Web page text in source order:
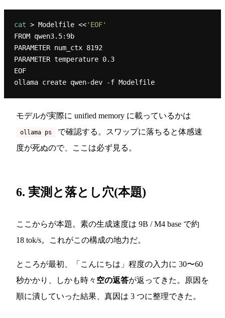
cat > Modelfile <<'EOF'
FROM qwen3.5:9b
PARAMETER num_ctx 8192
PARAMETER temperature 0.3
EOF
ollama create qwen-dev -f Modelfile
モデルが実際に unified memory に載っているかは
ollama ps
で確認する。スワップに落ちると体感速
度が死ぬので、ここは必ず見る。
6. 実測と落とし穴(本題)
ここからが本題。素の生成速度は 9B / M4 base で約
18 tok/s。これがこの構成の地力だ。
ところが最初、「こんにちは」程度の入力に 30〜60
秒かかり、しかも時々 空の返答が返ってきた。原因を
順に潰していった結果、真因は 3 つに整理できた。